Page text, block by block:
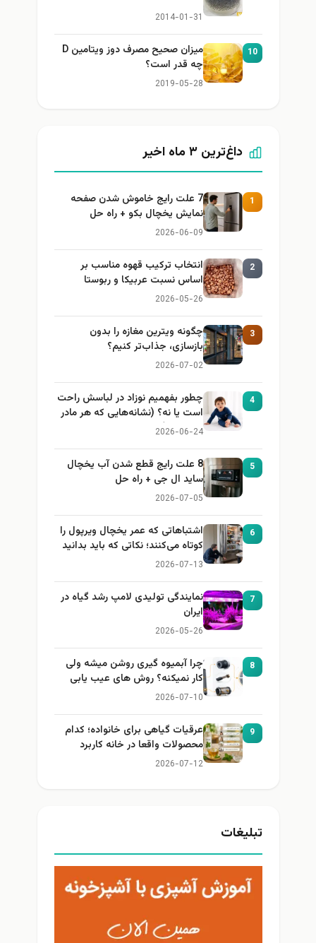
2014-01-31
10
میزان صحیح مصرف دوز ویتامین D
چه قدر است؟
2019-05-28
داغ‌ترین ۳ ماه اخیر
1
7 علت رایج خاموش شدن صفحه
نمایش یخچال بکو + راه حل
2026-06-09
2
انتخاب ترکیب قهوه مناسب بر
اساس نسبت عربیکا و ربوستا
2026-05-26
3
چگونه ویترین مغازه را بدون
بازسازی، جذاب‌تر کنیم؟
2026-07-02
4
چطور بفهمیم نوزاد در لباسش راحت
است یا نه؟ (نشانه‌هایی که هر مادر
باید بداند)
2026-06-24
5
8 علت رایج قطع شدن آب یخچال
ساید ال جی + راه حل
2026-07-05
6
اشتباهاتی که عمر یخچال ویرپول را
کوتاه می‌کنند؛ نکاتی که باید بدانید
2026-07-13
7
نمایندگی تولیدی لامپ رشد گیاه در
ایران
2026-05-26
8
چرا آبمیوه گیری روشن میشه ولی
کار نمیکنه؟ روش های عیب یابی
2026-07-10
9
عرقیات گیاهی برای خانواده؛ کدام
محصولات واقعا در خانه کاربرد
دارند؟
2026-07-12
تبلیغات